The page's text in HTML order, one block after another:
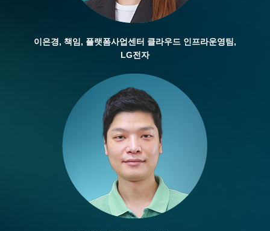
이은경, 책임, 플랫폼사업센터 클라우드 인프라운영팀,
LG전자